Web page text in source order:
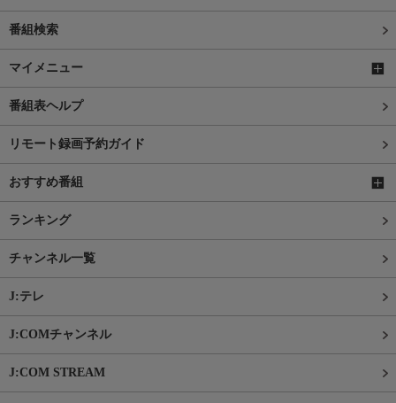
番組検索
マイメニュー
番組表ヘルプ
リモート録画予約ガイド
おすすめ番組
ランキング
チャンネル一覧
J:テレ
J:COMチャンネル
J:COM STREAM